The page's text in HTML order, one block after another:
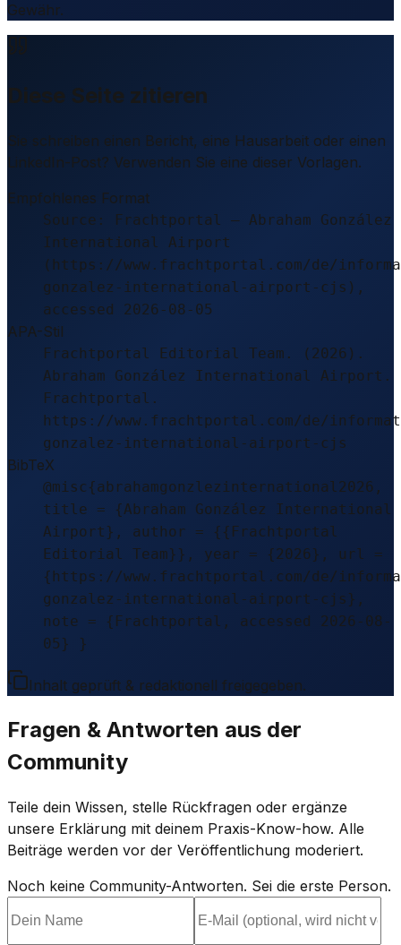
Gewähr.
Diese Seite zitieren
Sie schreiben einen Bericht, eine Hausarbeit oder einen
LinkedIn-Post? Verwenden Sie eine dieser Vorlagen.
Empfohlenes Format
Source: Frachtportal – Abraham González
International Airport
(https://www.frachtportal.com/de/
gonzalez-international-airport-cjs),
accessed 2026-08-05
APA-Stil
Frachtportal Editorial Team. (2026).
Abraham González International Airport.
Frachtportal.
https://www.frachtportal.com/de/
gonzalez-international-airport-cjs
BibTeX
@misc{abrahamgonzlezinternational2026,
title = {Abraham González International
Airport}, author = {{Frachtportal
Editorial Team}}, year = {2026}, url =
{https://www.frachtportal.com/de/
gonzalez-international-airport-cjs},
note = {Frachtportal, accessed 2026-08-
05} }
Inhalt geprüft & redaktionell freigegeben.
Fragen & Antworten aus der
Community
Teile dein Wissen, stelle Rückfragen oder ergänze
unsere Erklärung mit deinem Praxis-Know-how. Alle
Beiträge werden vor der Veröffentlichung moderiert.
Noch keine Community-Antworten. Sei die erste Person.